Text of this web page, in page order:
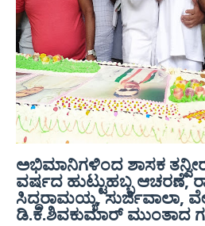
ಅಭಿಮಾನಿಗಳಿಂದ ಶಾಸಕ
ವರ್ಷದ ಹುಟ್ಟುಹಬ್ಬ ಆಚರಣೆ,
ಸಿದ್ದರಾಮಯ್ಯ, ಸುರ್ಜಿವಾಲಾ,
ಡಿ.ಕೆ.ಶಿವಕುಮಾರ್ ಮುಂತಾದ